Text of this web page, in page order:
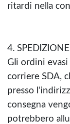
ritardi nella
4.
Gli ordini
corriere SDA,
presso
consegna
potrebbero